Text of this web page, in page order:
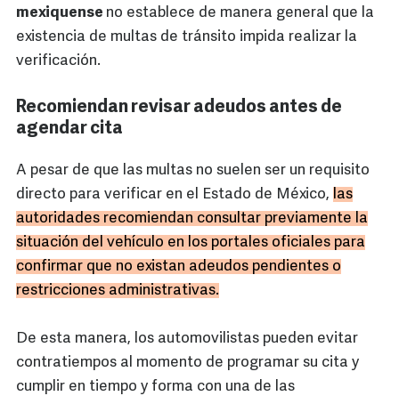
mexiquense no establece de manera general que la
existencia de multas de tránsito impida realizar la
verificación.
Recomiendan revisar adeudos antes de
agendar cita
A pesar de que las multas no suelen ser un requisito
directo para verificar en el Estado de México, las
autoridades recomiendan consultar previamente la
situación del vehículo en los portales oficiales para
confirmar que no existan adeudos pendientes o
restricciones administrativas.
De esta manera, los automovilistas pueden evitar
contratiempos al momento de programar su cita y
cumplir en tiempo y forma con una de las